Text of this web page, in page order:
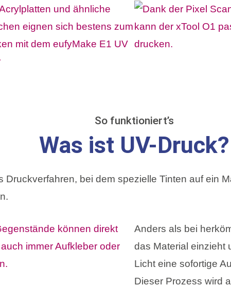
So funktioniert’s
Was ist UV-Druck?
Druckverfahren, bei dem spezielle Tinten auf ein
Anders als bei
das Material einzieht
Licht eine sofortige
Dieser Prozess wird